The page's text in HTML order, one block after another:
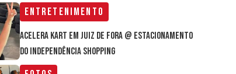
Entretenimento
Acelera Kart em Juiz de Fora @ estacionamento
do Independência Shopping